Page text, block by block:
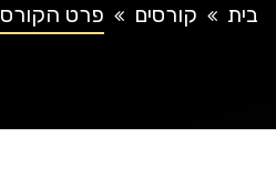
בית קורסים פרט הקורס